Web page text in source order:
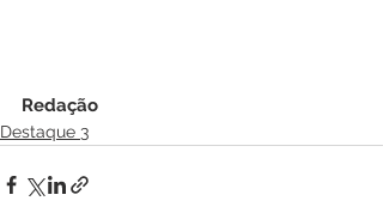
Redação
Destaque 3